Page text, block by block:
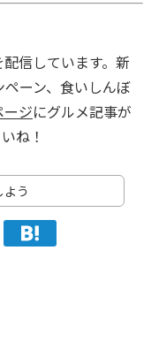
信しています。新
ーン、食いしんぼ
ージにグルメ記事が
ね！
う